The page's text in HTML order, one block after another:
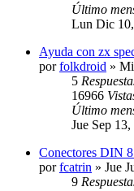
Último
Lun Dic
Ayuda con zx
porfolkdroid »
5
16966
Último
Jue Sep
Conectores DIN
porfcatrin » Jue
9